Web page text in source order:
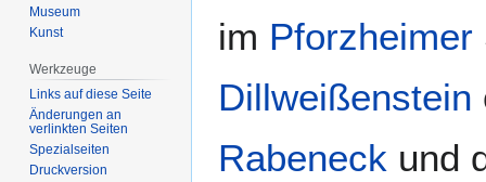
im Pforzheimer
Dillweißenstein
Rabeneck und
Museum
Kunst
Werkzeuge
Links auf diese Seite
Änderungen an
verlinkten Seiten
Spezialseiten
Druckversion